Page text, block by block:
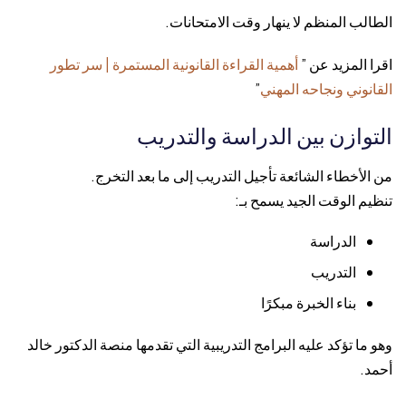
الطالب المنظم لا ينهار وقت الامتحانات.
اقرا المزيد عن ”أهمية القراءة القانونية المستمرة | سر تطور
القانوني ونجاحه المهني ”
التوازن بين الدراسة والتدريب
من الأخطاء الشائعة تأجيل التدريب إلى ما بعد التخرج.
تنظيم الوقت الجيد يسمح بـ:
الدراسة
التدريب
بناء الخبرة مبكرًا
وهو ما تؤكد عليه البرامج التدريبية التي تقدمها منصة الدكتور خالد
أحمد.